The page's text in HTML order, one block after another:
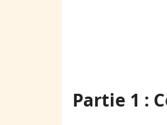
Partie 1 :